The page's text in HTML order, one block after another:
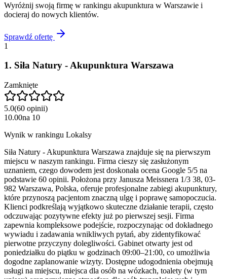
Wyróżnij swoją firmę w rankingu akupunktura w Warszawie i
docieraj do nowych klientów.
Sprawdź ofertę
1
1. Siła Natury - Akupunktura Warszawa
Zamknięte
5.0(60 opinii)
10.00na 10
Wynik w rankingu Lokalsy
Siła Natury - Akupunktura Warszawa znajduje się na pierwszym
miejscu w naszym rankingu. Firma cieszy się zasłużonym
uznaniem, czego dowodem jest doskonała ocena Google 5/5 na
podstawie 60 opinii. Położona przy Janusza Meissnera 1/3 38, 03-
982 Warszawa, Polska, oferuje profesjonalne zabiegi akupunktury,
które przynoszą pacjentom znaczną ulgę i poprawę samopoczucia.
Klienci podkreślają wyjątkowo skuteczne działanie terapii, często
odczuwając pozytywne efekty już po pierwszej sesji. Firma
zapewnia kompleksowe podejście, rozpoczynając od dokładnego
wywiadu i zadawania wnikliwych pytań, aby zidentyfikować
pierwotne przyczyny dolegliwości. Gabinet otwarty jest od
poniedziałku do piątku w godzinach 09:00–21:00, co umożliwia
dogodne zaplanowanie wizyty. Dostępne udogodnienia obejmują
usługi na miejscu, miejsca dla osób na wózkach, toalety (w tym